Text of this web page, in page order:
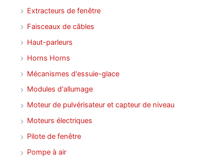
Extracteurs de fenêtre
Faisceaux de câbles
Haut-parleurs
Horns Horns
Mécanismes d'essuie-glace
Modules d'allumage
Moteur de pulvérisateur et capteur de niveau
Moteurs électriques
Pilote de fenêtre
Pompe à air